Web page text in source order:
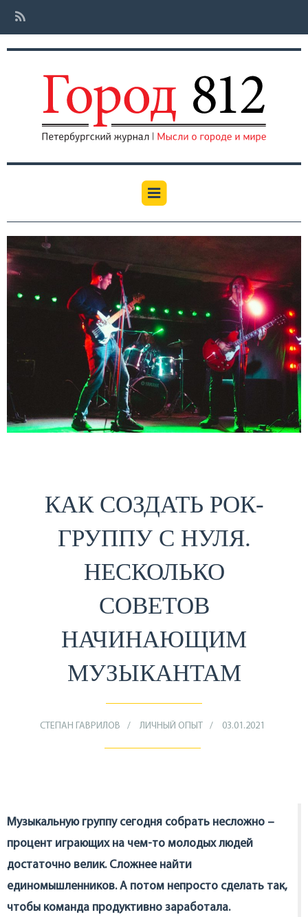
КАК СОЗДАТЬ РОК-
ГРУППУ С НУЛЯ.
НЕСКОЛЬКО
СОВЕТОВ
НАЧИНАЮЩИМ
МУЗЫКАНТАМ
СТЕПАН ГАВРИЛОВ ЛИЧНЫЙ ОПЫТ 03.01.2021
Музыкальную группу сегодня собрать несложно –
процент играющих на чем-то молодых людей
достаточно велик. Сложнее найти
единомышленников. А потом непросто сделать так,
чтобы команда продуктивно заработала.